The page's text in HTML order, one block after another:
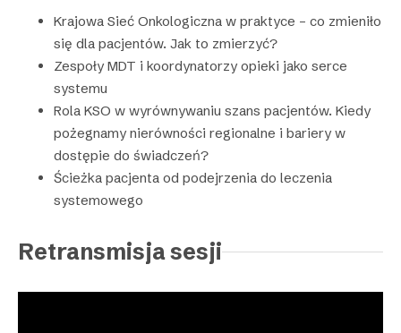
Krajowa Sieć Onkologiczna w praktyce – co zmieniło
się dla pacjentów. Jak to zmierzyć?
Zespoły MDT i koordynatorzy opieki jako serce
systemu
Rola KSO w wyrównywaniu szans pacjentów. Kiedy
pożegnamy nierówności regionalne i bariery w
dostępie do świadczeń?
Ścieżka pacjenta od podejrzenia do leczenia
systemowego
Retransmisja sesji